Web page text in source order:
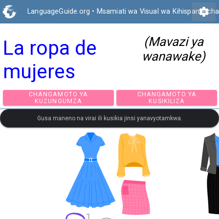
LanguageGuide.org • Msamiati wa Visual wa Kihispania
settings
La ropa de
mujeres
(Mavazi ya
wanawake)
CHANGAMOTO YA
KUZUNGUMZA
CHANGAMOTO
KUSIKILIZA
Gusa maneno na virai ili kusikia jinsi yanavyotamkwa.